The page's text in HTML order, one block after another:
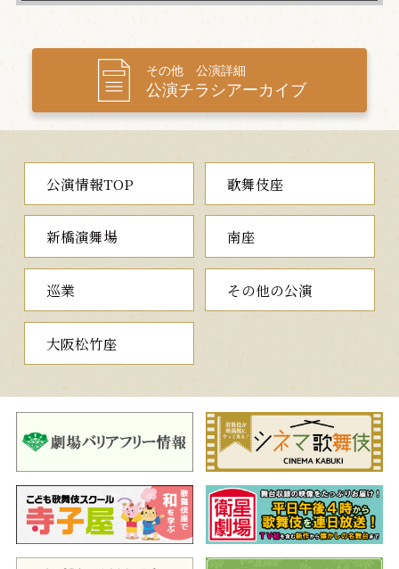
どうぞご期待ください！
－－－－－－－－－－－－－－－－－－－－－－－－－－－－－
〈平成中村座〉5月までロングラン！
〝江戸の芝居小屋〟にタイムトリップしたような愉しい空間〈平
など、各地で人々を沸かせてきました――。そして昨秋より、旗揚げ
の地、浅草・隅田公園で初のロングラン公演が実現!!
その他 公演詳細
公演チラシアーカイブ
公演情報TOP 歌舞伎座
新橋演舞場 南座
巡業 その他の公演
大阪松竹座